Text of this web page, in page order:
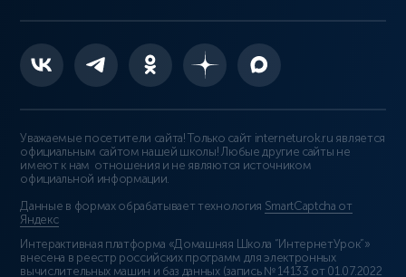
Уважаемые посетители сайта! Только сайт interneturok.ru является
официальным сайтом нашей школы! Любые другие сайты не
имеют к нам отношения и не являются источником
официальной информации.
Данные в формах обрабатывает технология SmartCaptcha от
Яндекс
Интерактивная платформа «Домашняя Школа “ИнтернетУрок”»
внесена в реестр российских программ для электронных
вычислительных машин и баз данных (запись № 14133 от 01.07.2022